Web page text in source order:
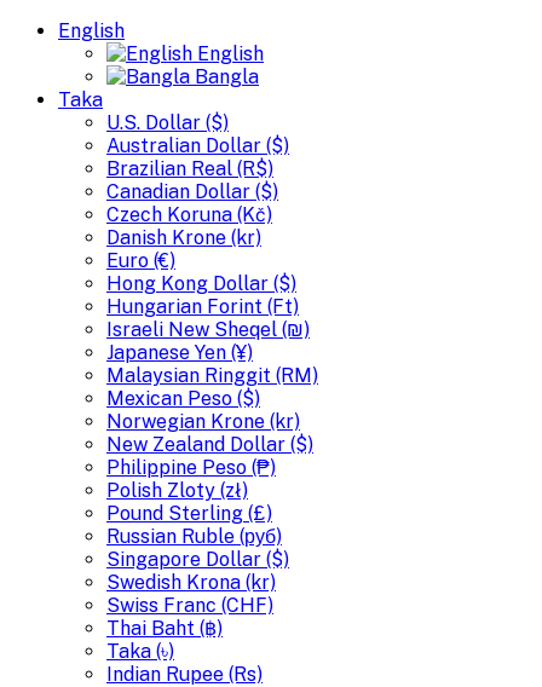
English
English
Bangla
Taka
U.S. Dollar ($)
Australian Dollar ($)
Brazilian Real (R$)
Canadian Dollar ($)
Czech Koruna (Kč)
Danish Krone (kr)
Euro (€)
Hong Kong Dollar ($)
Hungarian Forint (Ft)
Israeli New Sheqel (₪)
Japanese Yen (¥)
Malaysian Ringgit (RM)
Mexican Peso ($)
Norwegian Krone (kr)
New Zealand Dollar ($)
Philippine Peso (₱)
Polish Zloty (zł)
Pound Sterling (£)
Russian Ruble (руб)
Singapore Dollar ($)
Swedish Krona (kr)
Swiss Franc (CHF)
Thai Baht (฿)
Taka (৳)
Indian Rupee (Rs)